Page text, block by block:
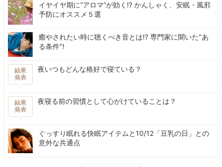
イヤイヤ期に“アロマ”が効く!? かんしゃく、安眠・風邪
予防にオススメ５選
癒やされたい時に聴くべき音とは!? 専門家に聞いた"あ
る条件"!
結果
発表
夜いつもどんな格好で寝ている？
結果
発表
夜寝る前の習慣として心がけていることは？
ぐっすり眠れる快眠アイテムと10/12「豆乳の日」との
意外な共通点